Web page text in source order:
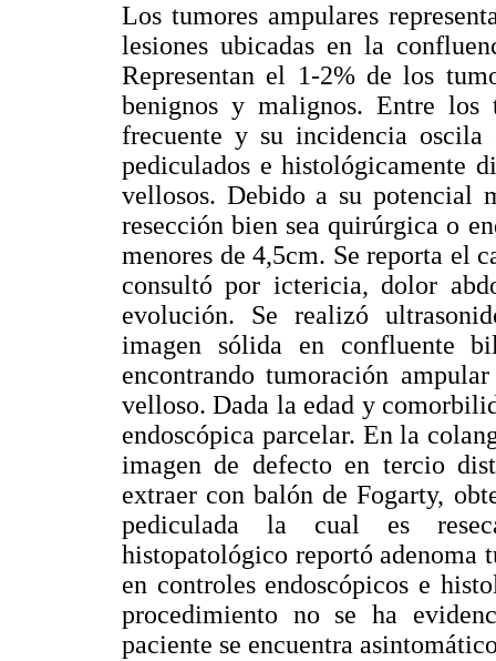
Los tumores ampulares
lesiones ubicadas en la
Representan el 1-2% de los
benignos y malignos. Entre los
frecuente y su incidencia oscila
pediculados e histológicamente
vellosos. Debido a su potencial
resección bien sea quirúrgica o
menores de 4,5cm. Se reporta el
consultó por ictericia, dolor
evolución. Se realizó
imagen sólida en confluente
encontrando tumoración
velloso. Dada la edad y
endoscópica parcelar. En la
imagen de defecto en tercio
extraer con balón de Fogarty,
pediculada la cual es
histopatológico reportó adenoma
en controles endoscópicos e
procedimiento no se ha
paciente se encuentra